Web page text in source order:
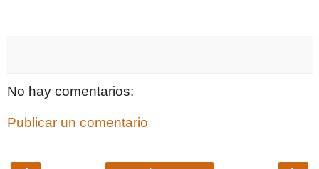
No hay comentarios:
Publicar un comentario